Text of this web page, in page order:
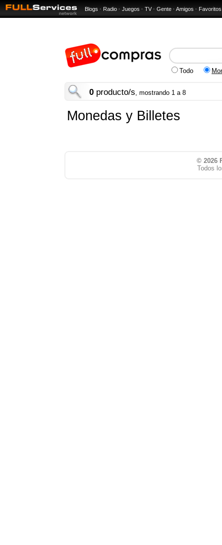
Blogs · Radio · Juegos · TV · Gente · Amigos · Favoritos
Todo
0 producto/s, mostrando 1 a 8
Monedas y Billetes
© 2026
Todos